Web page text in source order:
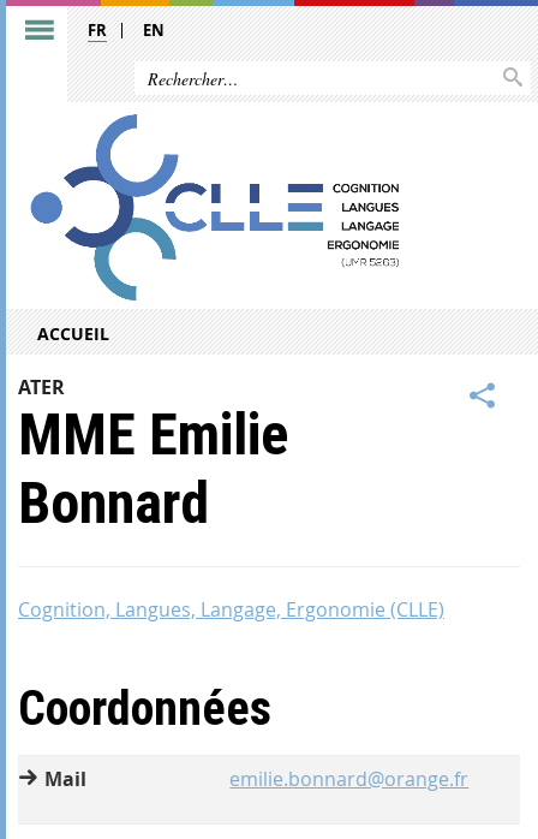
FR EN
ACCUEIL
ATER
MME Emilie
Bonnard
Cognition, Langues, Langage, Ergonomie (CLLE)
Coordonnées
Mail emilie.bonnard@orange.fr